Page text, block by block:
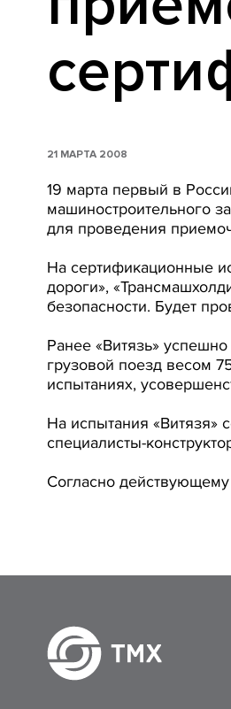
21 МАРТА 2008
19 марта первый в
машиностроительного
для проведения
На сертификационные
дороги»,
безопасности. Будет
Ранее «Витязь»
грузовой поезд весом
испытаниях,
На испытания «Витязя»
специалисты-
Согласно действующему